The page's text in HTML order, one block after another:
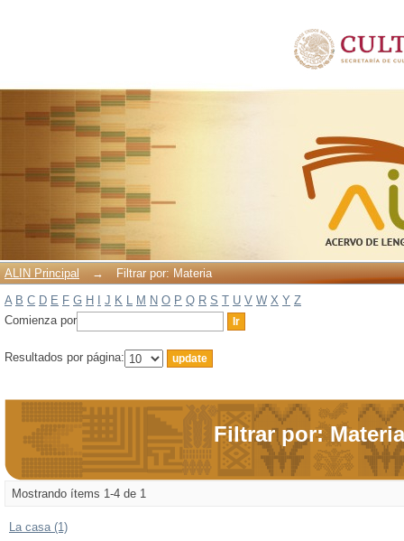
ALIN Principal →
Filtrar por: Materia
A B C D E F G H J K L M N O P Q R S T U V W X Y Z
Comienza por
Resultados por página:
Filtrar por: Materia
Mostrando ítems 1-4 de 1
La casa (1)